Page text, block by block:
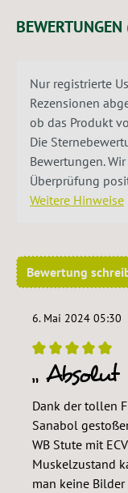
BEWERTUNGEN
Nur registrierte
Rezensionen
ob das Produkt
Die
Bewertungen.
Überprüfung
Weitere Hinweise
Bewertung
6. Mai 2024 05:30
Bewertung mit 5
Absolut
Dank der tollen
Sanabol
WB Stute mit
Muskelzustand
man keine